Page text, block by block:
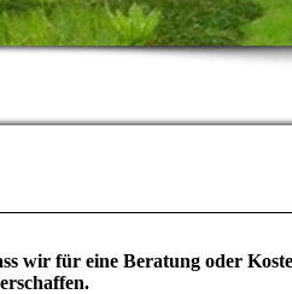
wir für eine Beratung oder